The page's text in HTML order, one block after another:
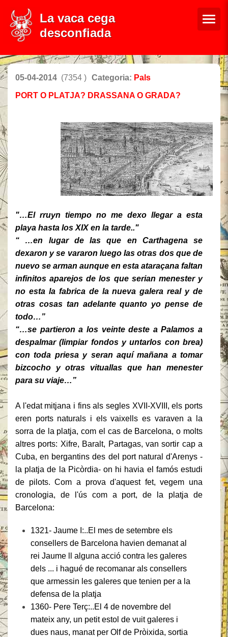
La vaca cega
desconfiada
05-04-2014 (7354 ) Categoria: Pals
PORT O PLATJA? DRASSANA O GRADA?
"…El rruyn tiempo no me dexo llegar a esta
playa hasta los XIX en la tarde.."
“ …en lugar de las que en Carthagena se
dexaron y se vararon luego las otras dos que de
nuevo se arman aunque en esta ataraçana faltan
infinitos aparejos de los que serian menester y
no esta la fabrica de la nueva galera real y de
otras cosas tan adelante quanto yo pense de
todo…”
“…se partieron a los veinte deste a Palamos a
despalmar (limpiar fondos y untarlos con brea)
con toda priesa y seran aquí mañana a tomar
bizcocho y otras vituallas que han menester
para su viaje…”
A l'edat mitjana i fins als segles XVII-XVIII, els ports
eren ports naturals i els vaixells es varavena la
sorra de la platja, com el cas de Barcelona, o molts
altres ports: Xifre, Baralt, Partagas, van sortir cap a
Cuba, en bergantins des del port natural d'Arenys -
la platja de la Picòrdia- on hi havia el famós estudi
de pilots. Com a prova d'aquest fet, vegem una
cronologia, de l'ús com a port, de la platja de
Barcelona:
1321- Jaume I:..El mes de setembre els
consellers de Barcelona havien demanat al
rei Jaume ll alguna acció contra les galeres
dels ... i hagué de recomanar als consellers
que armessin les galeres que tenien per a la
defensa de la platja
1360- Pere Terç:..El 4 de novembre del
mateix any, un petit estol de vuit galeres i
dues naus, manat per Olf de Pròixida, sortia